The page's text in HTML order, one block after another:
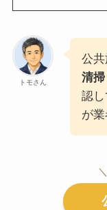
トモさん
公
清
認
が